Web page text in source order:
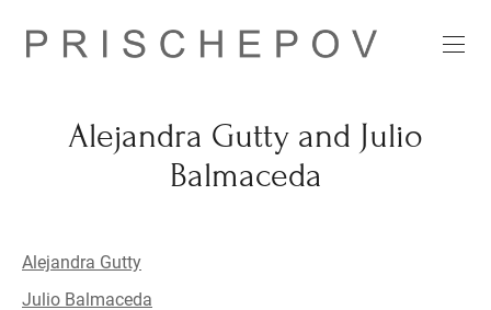
Alejandra Gutty and Julio
Balmaceda
Alejandra Gutty
Julio Balmaceda